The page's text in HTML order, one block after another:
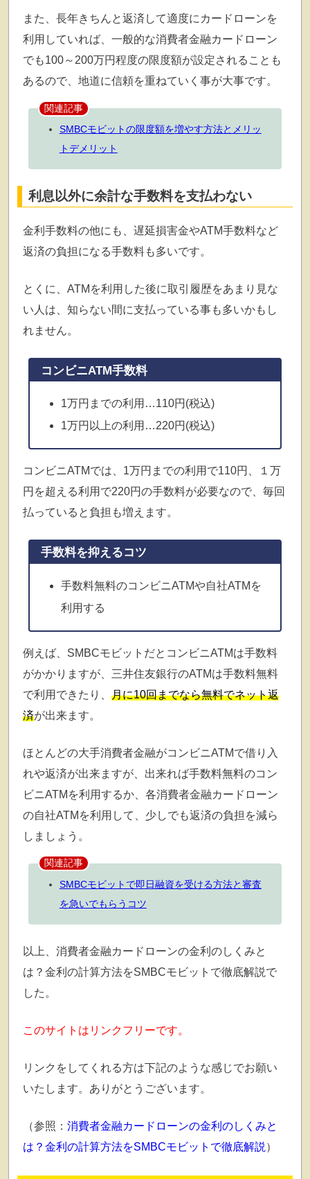
また、長年きちんと返済して適度にカードローンを
利用していれば、一般的な消費者金融カードローン
でも100～200万円程度の限度額が設定されることも
あるので、地道に信頼を重ねていく事が大事です。
関連記事
SMBCモビットの限度額を増やす方法とメリッ
トデメリット
利息以外に余計な手数料を支払わない
金利手数料の他にも、遅延損害金やATM手数料など
返済の負担になる手数料も多いです。
とくに、ATMを利用した後に取引履歴をあまり見な
い人は、知らない間に支払っている事も多いかもし
れません。
コンビニATM手数料
1万円までの利用…110円(税込)
1万円以上の利用…220円(税込)
コンビニATMでは、1万円までの利用で110円、１万
円を超える利用で220円の手数料が必要なので、毎回
払っていると負担も増えます。
手数料を抑えるコツ
手数料無料のコンビニATMや自社ATMを
利用する
例えば、SMBCモビットだとコンビニATMは手数料
がかかりますが、三井住友銀行のATMは手数料無料
で利用できたり、 月に10回までなら無料でネット返
済が出来ます。
ほとんどの大手消費者金融がコンビニATMで借り入
れや返済が出来ますが、出来れば手数料無料のコン
ビニATMを利用するか、各消費者金融カードローン
の自社ATMを利用して、少しでも返済の負担を減ら
しましょう。
関連記事
SMBCモビットで即日融資を受ける方法と審査
を急いでもらうコツ
以上、消費者金融カードローンの金利のしくみと
は？金利の計算方法をSMBCモビットで徹底解説で
した。
このサイトはリンクフリーです。
リンクをしてくれる方は下記のような感じでお願い
いたします。ありがとうございます。
（参照： 消費者金融カードローンの金利のしくみと
は？金利の計算方法をSMBCモビットで徹底解説 ）